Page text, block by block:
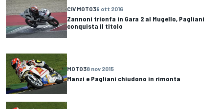
CIV MOTO39 ott 2016
Zannoni trionfa in Gara 2 al Mugello, Pagliani
conquista il titolo
MOTO38 nov 2015
Manzi e Pagliani chiudono in rimonta